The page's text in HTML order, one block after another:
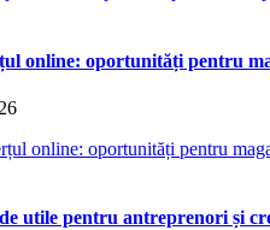
online: oportunități pentru
utile pentru antreprenori și